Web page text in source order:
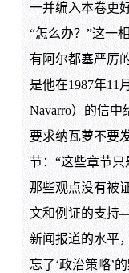
一并编入本卷更
“怎么办？”这一
有阿尔都塞严厉
是他在1987年11
Navarro）的信
要求纳瓦萝不要
节：“这些章节只
那些观点没有被
文和例证的支持
新闻报道的水平
忘了‘政治策略’